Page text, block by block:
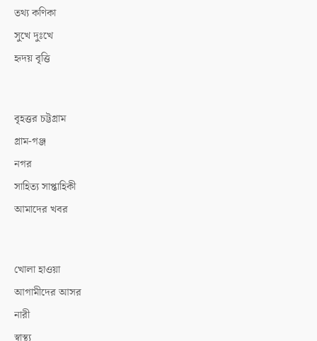
তথ্য কণিকা
সুখে দুঃখে
হৃদয় বৃত্তি
বৃহত্তর চট্টগ্রাম
গ্রাম-গঞ্জ
নগর
সাহিত্য সাপ্তাহিকী
আমাদের খবর
খোলা হাওয়া
আগামীদের আসর
নারী
স্বাস্থ্য